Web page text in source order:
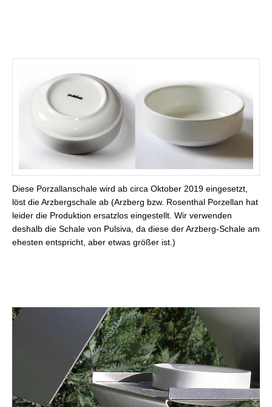
Diese Porzallanschale wird ab circa Oktober 2019 eingesetzt,
löst die Arzbergschale ab (Arzberg bzw. Rosenthal Porzellan hat
leider die Produktion ersatzlos eingestellt. Wir verwenden
deshalb die Schale von Pulsiva, da diese der Arzberg-Schale am
ehesten entspricht, aber etwas größer ist.)